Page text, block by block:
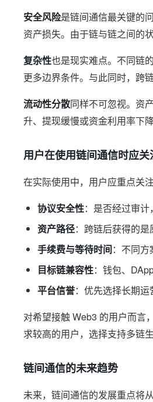
安全风险是链间通信最关键的
资产损失。由于链与链之间的
复杂性也是现实难点。不同链
更多边界条件。与此同时，跨
流动性分散同样不可忽视。资
升、提现缓慢或资金利用率下降
用户在使用链间通信时应关
在实际使用中，用户应重点关注
协议安全性：是否经过审计
资产路径：跨链后获得的是
手续费与等待时间：不同方
目标链兼容性：钱包、
平台信誉：优先选择长期运
对希望接触 Web3 的用户而言
求较高的用户，选择支持多链
链间通信的未来趋势
未来，链间通信的发展重点将